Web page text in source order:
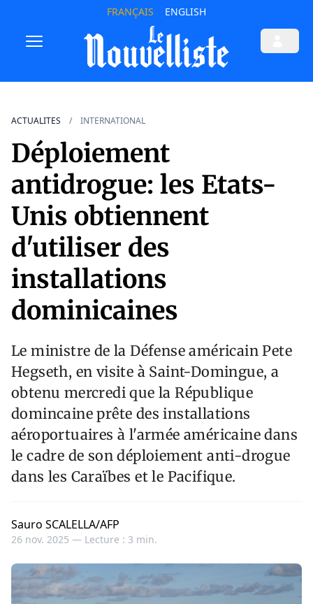
FRANÇAIS ENGLISH
ACTUALITES INTERNATIONAL
Déploiement
antidrogue: les Etats-
Unis obtiennent
d'utiliser des
installations
dominicaines
Le ministre de la Défense américain Pete
Hegseth, en visite à Saint-Domingue, a
obtenu mercredi que la République
domincaine prête des installations
aéroportuaires à l'armée américaine dans
le cadre de son déploiement anti-drogue
dans les Caraïbes et le Pacifique.
Sauro SCALELLA/AFP
26 nov. 2025 — Lecture : 3 min.